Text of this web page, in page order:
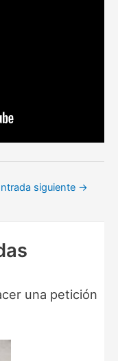
siguiente →
una petición